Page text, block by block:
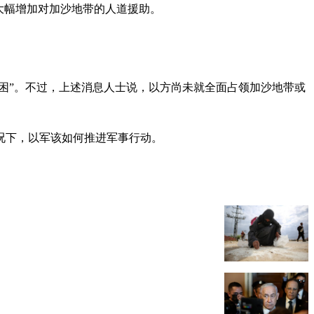
增加对加沙地带的人道援助。
”。不过，上述消息人士说，以方尚未就全面占领加沙地带或
，以军该如何推进军事行动。